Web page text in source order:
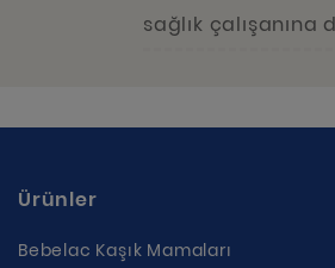
sağlık çalışanına
Ürünler
Bebelac Kaşık Mamaları